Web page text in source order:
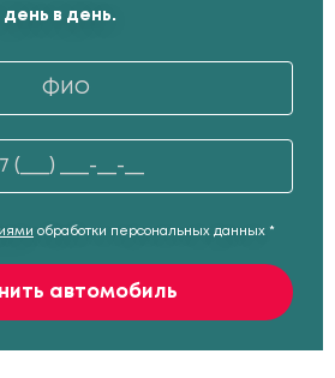
день в день.
обработки персональных данных *
автомобиль